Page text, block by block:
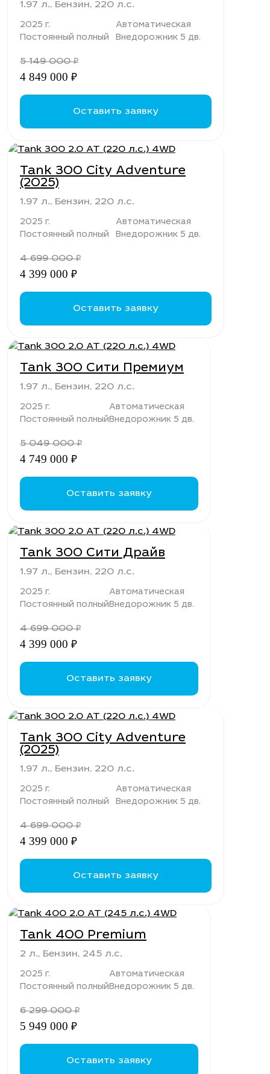
1.97 л., Бензин, 220 л.с.
2025 г.
Постоянный полный
Автоматическая
Внедорожник 5 дв.
5 149 000₽
4 849 000 ₽
Оставить заявку
Tank 300 City Adventure
(2025)
1.97 л., Бензин, 220 л.с.
2025 г.
Постоянный полный
Автоматическая
Внедорожник 5 дв.
4 699 000₽
4 399 000 ₽
Оставить заявку
Tank 300 Сити Премиум
1.97 л., Бензин, 220 л.с.
2025 г.
Постоянный полный
Автоматическая
Внедорожник 5 дв.
5 049 000₽
4 749 000 ₽
Оставить заявку
Tank 300 Сити Драйв
1.97 л., Бензин, 220 л.с.
2025 г.
Постоянный полный
Автоматическая
Внедорожник 5 дв.
4 699 000₽
4 399 000 ₽
Оставить заявку
Tank 300 City Adventure
(2025)
1.97 л., Бензин, 220 л.с.
2025 г.
Постоянный полный
Автоматическая
Внедорожник 5 дв.
4 699 000₽
4 399 000 ₽
Оставить заявку
Tank 400 Premium
2 л., Бензин, 245 л.с.
2025 г.
Постоянный полный
Автоматическая
Внедорожник 5 дв.
6 299 000₽
5 949 000 ₽
Оставить заявку